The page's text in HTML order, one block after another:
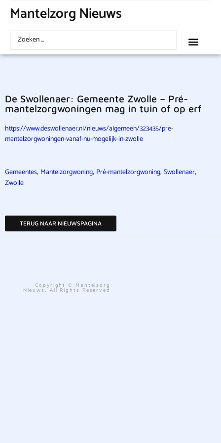
Mantelzorg Nieuws
De Swollenaer: Gemeente Zwolle – Pré-
mantelzorgwoningen mag in tuin of op erf
https://www.deswollenaer.nl/nieuws/algemeen/323435/pre-
mantelzorgwoningen-vanaf-nu-mogelijk-in-zwolle
Gemeentes, Mantelzorgwoning, Pré-mantelzorgwoning, Swollenaer,
Zwolle
TERUG NAAR NIEUWSPAGINA
Copyright © Mantelzorg
Nieuws. All Rights Reserved